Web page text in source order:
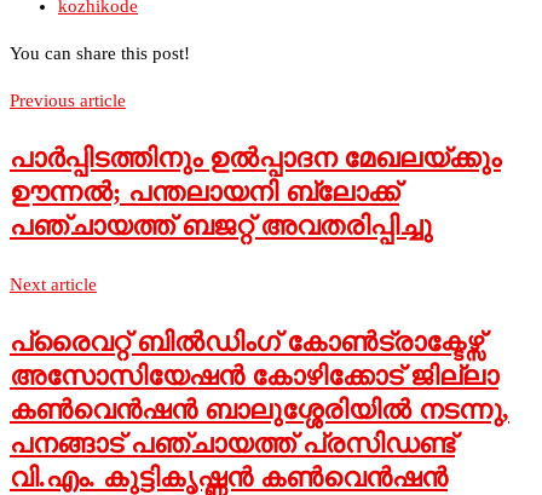
kozhikode
You can share this post!
Previous article
പാര്‍പ്പിടത്തിനും ഉല്‍പ്പാദന മേഖലയ്ക്കും
ഊന്നല്‍; പന്തലായനി ബ്ലോക്ക്
പഞ്ചായത്ത് ബജറ്റ് അവതരിപ്പിച്ചു
Next article
പ്രൈവറ്റ് ബില്‍ഡിംഗ് കോണ്‍ട്രാക്ടേഴ്സ്
അസോസിയേഷന്‍ കോഴിക്കോട് ജില്ലാ
കണ്‍വെന്‍ഷന്‍ ബാലുശ്ശേരിയില്‍ നടന്നു,
പനങ്ങാട് പഞ്ചായത്ത് പ്രസിഡണ്ട്
വി.എം. കുട്ടികൃഷ്ണന്‍ കണ്‍വെന്‍ഷന്‍